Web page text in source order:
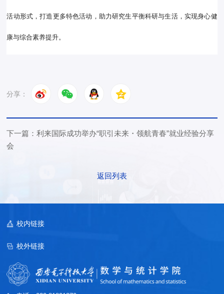
活动形式，打造更多特色活动，助力研究生平衡科研与生活，实现身心健
康与综合素养提升。
分享：
下一篇：利来国际成功举办“职引未来・领航青春”就业经验分享
会
返回列表
校内链接
校外链接